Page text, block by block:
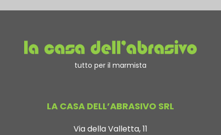
tutto per il marmista
LA CASA DELL’ABRASIVO SRL
Via della Valletta, 11